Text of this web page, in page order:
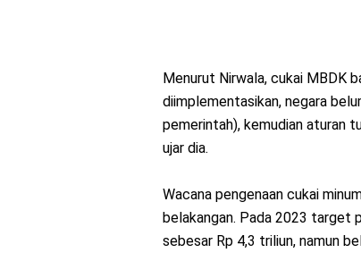
Menurut Nirwala, cukai MBDK
diimplementasikan, negara
pemerintah), kemudian aturan
ujar dia.
Wacana pengenaan cukai
belakangan. Pada 2023 target
sebesar Rp 4,3 triliun, namun